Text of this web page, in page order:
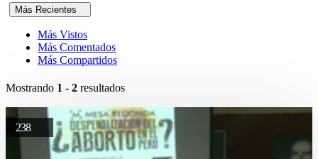
Más Recientes
Más Vistos
Más Comentados
Más Compartidos
Mostrando 1 - 2 resultados
238